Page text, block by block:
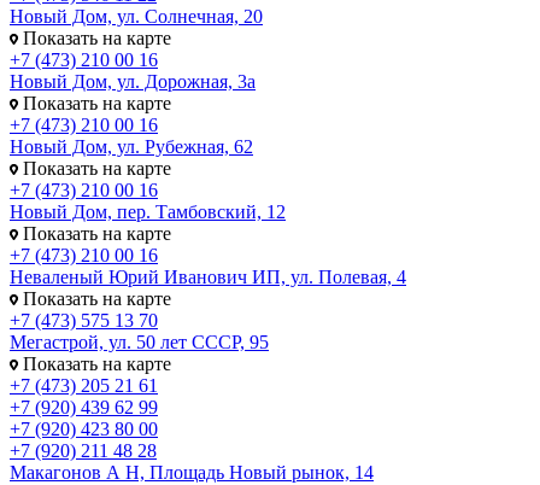
Новый Дом, ул. Солнечная, 20
Показать на карте
+7 (473) 210 00 16
Новый Дом, ул. Дорожная, 3а
Показать на карте
+7 (473) 210 00 16
Новый Дом, ул. Рубежная, 62
Показать на карте
+7 (473) 210 00 16
Новый Дом, пер. Тамбовский, 12
Показать на карте
+7 (473) 210 00 16
Неваленый Юрий Иванович ИП, ул. Полевая, 4
Показать на карте
+7 (473) 575 13 70
Мегастрой, ул. 50 лет СССР, 95
Показать на карте
+7 (473) 205 21 61
+7 (920) 439 62 99
+7 (920) 423 80 00
+7 (920) 211 48 28
Макагонов А Н, Площадь Новый рынок, 14